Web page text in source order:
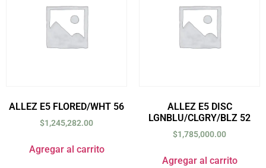
ALLEZ E5 FLORED/WHT 56
$1,245,282.00
Agregar al carrito
ALLEZ E5 DISC
LGNBLU/CLGRY/BLZ 52
$1,785,000.00
Agregar al carrito